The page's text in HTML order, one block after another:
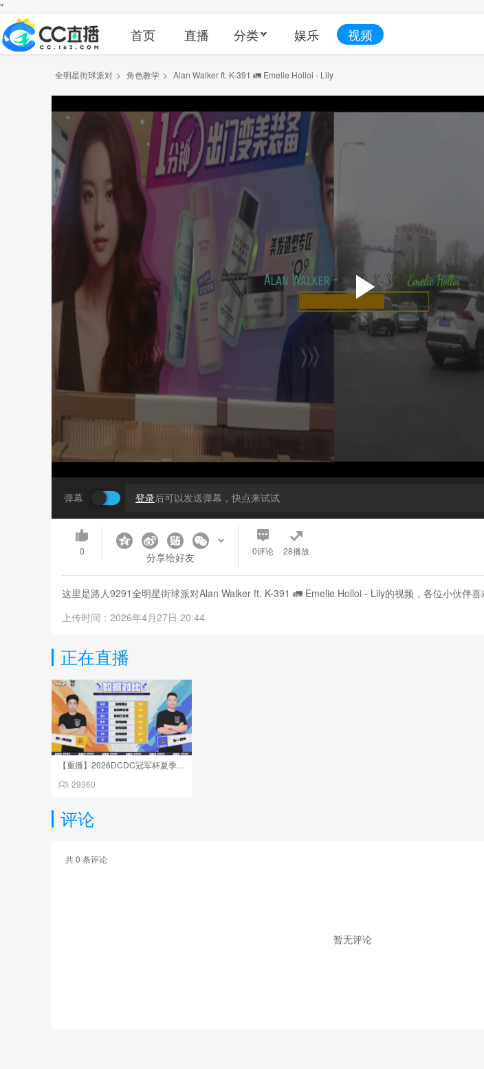
"
首页 直播 分类 娱乐 视频
全明星街球派对 > 角色教学 > Alan Walker ft. K-391 🚛 Emelie Holloi - Lily
弹幕 登录后可以发送弹幕，快点来试试
0 分享给好友 0评论 28播放
这里是路人9291全明星街球派对Alan Walker ft. K-391 🚛 Emelie Holloi - Lily的视频，各位小伙伴
上传时间：2026年4月27日 20:44
正在直播
29360
评论
共0 条评论
暂无评论